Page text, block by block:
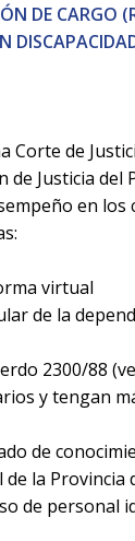
DE
Corte de
Justicia del
en
virtual
de la
2300/88
y tengan
de
la
de personal